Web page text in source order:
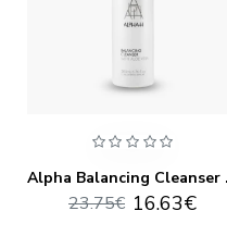
16.63€
23.75€